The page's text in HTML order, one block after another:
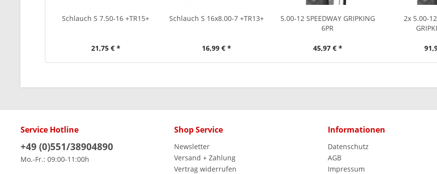
Schlauch S 7.50-16 +TR15+
21,75 € *
Schlauch S 16x8.00-7 +TR13+
16,99 € *
5.00-12 SPEEDWAY GRIPKING
6PR
45,97 € *
2x 5.00-12
Service Hotline
+49 (0)551/38904890
Mo.-Fr.: 09:00-11:00h
Shop Service
Newsletter
Versand + Zahlung
Vertrag widerrufen
Informationen
Datenschutz
AGB
Impressum